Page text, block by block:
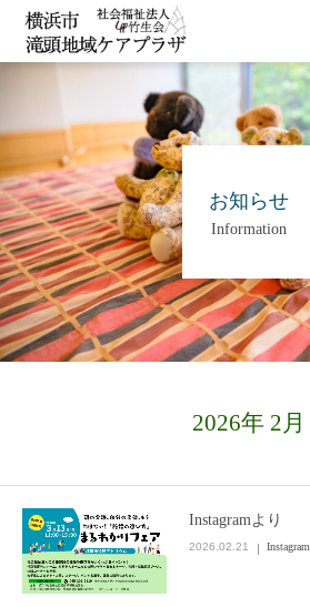
お知らせ
Information
2026年 2月
Instagramより
2026.02.21 Instagram
施設概要
サービス
貸室